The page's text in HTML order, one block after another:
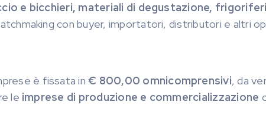
e bicchieri, materiali di degustazione,
con buyer, importatori, distributori e altri
è fissata in€ 800,00 omnicomprensivi, da
le imprese di produzione e commercializzazione